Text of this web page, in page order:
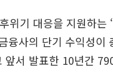
위기 대응을 지원하는
융사의 단기 수익성이
서 발표한 10년간